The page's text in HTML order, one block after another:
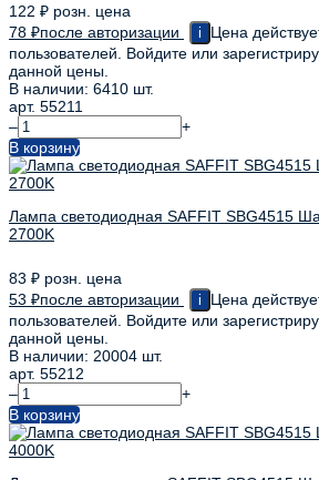
122 ₽ розн. цена
78 ₽после авторизации i
Цена
пользователей. Войдите или
данной цены.
В наличии: 6410 шт.
арт. 55211
–
+
В корзину
Лампа светодиодная SAFFIT SBG4515
2700K
83 ₽ розн. цена
53 ₽после авторизации i
Цена
пользователей. Войдите или
данной цены.
В наличии: 20004 шт.
арт. 55212
–
+
В корзину